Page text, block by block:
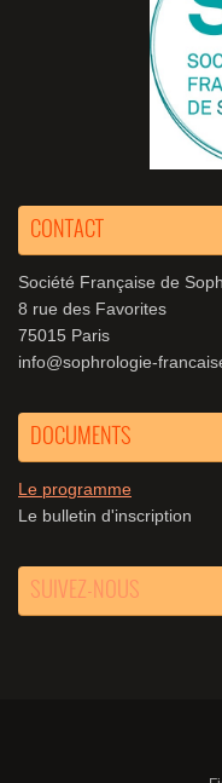
CONTACT
Société Française de
8 rue des Favorites
75015 Paris
info@sophrologie-
DOCUMENTS
Le programme
Le bulletin d'inscription
SUIVEZ-NOUS